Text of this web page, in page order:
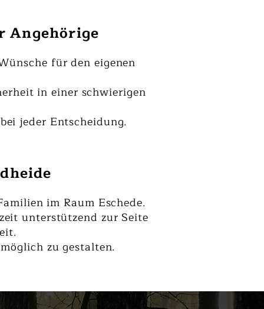
Angehörige
für den eigenen
in einer schwierigen
jeder Entscheidung.
im Raum Eschede.
unterstützend zur Seite
zu gestalten.